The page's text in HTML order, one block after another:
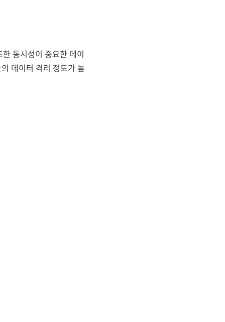
동시성이 중요한 데이
데이터 격리 정도가 높